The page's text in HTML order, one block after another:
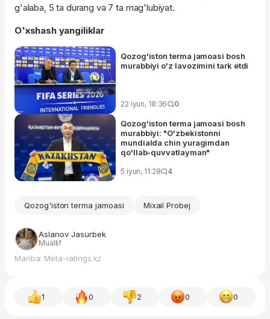
g'alaba, 5 ta durang va 7 ta mag'lubiyat.
O'xshash yangiliklar
Qozog'iston terma jamoasi bosh
murabbiyi o'z lavozimini tark etdi
22 iyun, 18:36 0
Qozog'iston terma jamoasi bosh
murabbiyi: "O'zbekistonni
mundialda chin yuragimdan
qo'llab-quvvatlayman"
5 iyun, 11:28 4
Qozog'iston terma jamoasi Mixail Probej
Aslanov Jasurbek
Muallif
Manba: Meta-ratings.kz
1 0 2 0 0